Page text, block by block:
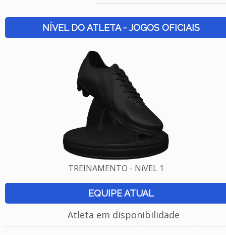
NÍVEL DO ATLETA - JOGOS OFICIAIS
TREINAMENTO - NíVEL 1
EQUIPE ATUAL
Atleta em disponibilidade